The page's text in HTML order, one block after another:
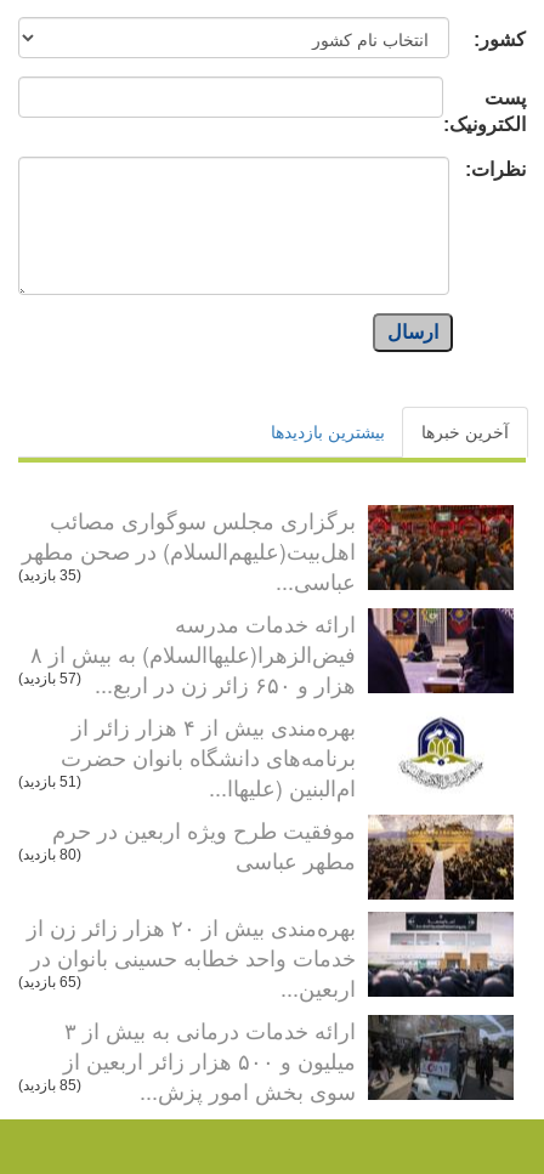
کشور:
پست
الکترونیک:
نظرات:
ارسال
آخرین خبرها بیشترین بازدیدها
برگزاری مجلس سوگواری مصائب
اهل‌بیت(علیهم‌السلام) در صحن مطهر
عباسی...
(35 بازدید)
ارائه خدمات مدرسه
فیض‌الزهرا(علیهاالسلام) به بیش از ۸
هزار و ۶۵۰ زائر زن در اربع...
(57 بازدید)
بهره‌مندی بیش از ۴ هزار زائر از
برنامه‌های دانشگاه بانوان حضرت
ام‌البنین (علیهاا...
(51 بازدید)
موفقیت طرح ویژه اربعین در حرم
مطهر عباسی
(80 بازدید)
بهره‌مندی بیش از ۲۰ هزار زائر زن از
خدمات واحد خطابه حسینی بانوان در
اربعین...
(65 بازدید)
ارائه خدمات درمانی به بیش از ۳
میلیون و ۵۰۰ هزار زائر اربعین از
سوی بخش امور پزش...
(85 بازدید)